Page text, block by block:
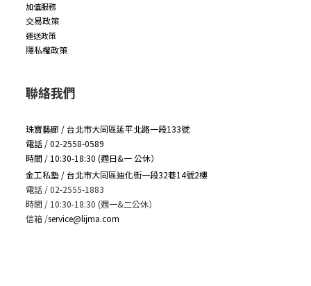
加值服務
交易政策
運送政策
隱私權政策
聯絡我們
珠寶藝廊 / 台北市大同區延平北路一段133號
電話 / 02-2558-0589
時間 / 10:30-18:30 (週日&一 公休）
金工私塾 / 台北市大同區迪化街一段32巷14號2樓
電話 / 02-2555-1883
時間 / 10:30-18:30 (週一&二公休）
信箱 /service@lijma.com